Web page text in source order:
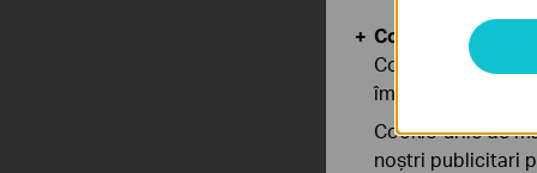
Cookie-uri de
Cookie-urile de
îmbunătăți și
Cookie-urile de
noștri publicitari